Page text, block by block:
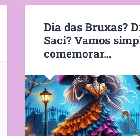
Dia das Bruxas?
Saci? Vamos
comemorar…